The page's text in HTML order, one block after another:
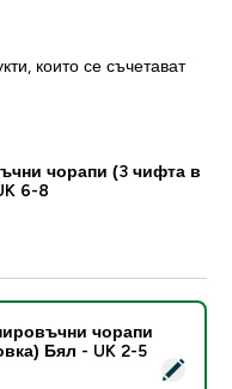
които се съчетават
чорапи (3 чифта в
6-8
тренировъчни
чорапи
Бял - UK 2-5